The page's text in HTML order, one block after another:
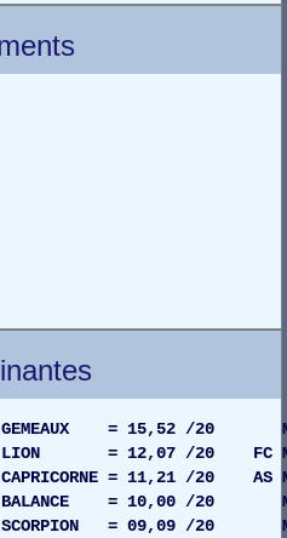
GEMEAUX = 15,52 /20
LION = 12,07 /20 FC
= 11,21 /20 AS
= 10,00 /20
= 09,09 /20